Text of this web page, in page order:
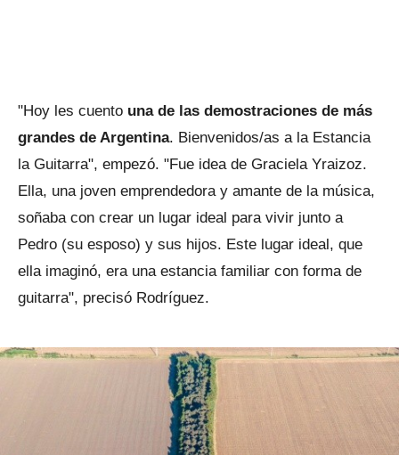
"Hoy les cuento una de las demostraciones de más
grandes de Argentina. Bienvenidos/as a la Estancia
la Guitarra", empezó. "Fue idea de Graciela Yraizoz.
Ella, una joven emprendedora y amante de la música,
soñaba con crear un lugar ideal para vivir junto a
Pedro (su esposo) y sus hijos. Este lugar ideal, que
ella imaginó, era una estancia familiar con forma de
guitarra", precisó Rodríguez.